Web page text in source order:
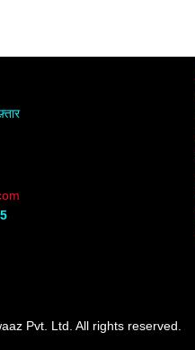
Pvt. Ltd. All rights reserved.